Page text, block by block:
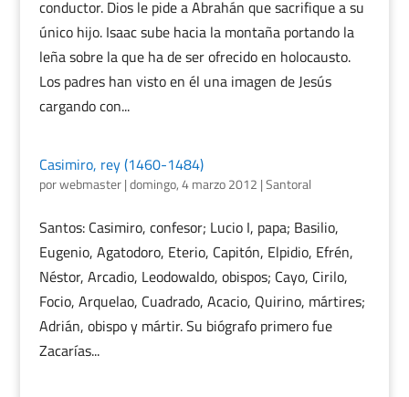
conductor. Dios le pide a Abrahán que sacrifique a su
único hijo. Isaac sube hacia la montaña portando la
leña sobre la que ha de ser ofrecido en holocausto.
Los padres han visto en él una imagen de Jesús
cargando con...
Casimiro, rey (1460-1484)
porwebmaster|domingo, 4 marzo 2012 |Santoral
Santos: Casimiro, confesor; Lucio I, papa; Basilio,
Eugenio, Agatodoro, Eterio, Capitón, Elpidio, Efrén,
Néstor, Arcadio, Leodowaldo, obispos; Cayo, Cirilo,
Focio, Arquelao, Cuadrado, Acacio, Quirino, mártires;
Adrián, obispo y mártir. Su biógrafo primero fue
Zacarías...